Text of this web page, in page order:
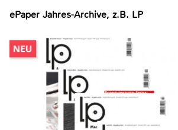
ePaper Jahres-Archive, z.B. LP